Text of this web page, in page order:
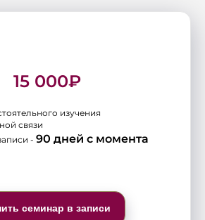
15 000₽
изучения
связи
- 90 дней с момента
семинар в записи